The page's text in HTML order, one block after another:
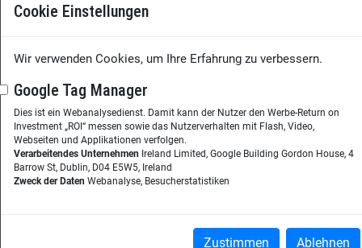
Cookie Einstellungen
Wir verwenden Cookies, um Ihre Erfahrung zu verbessern.
Google Tag Manager
Dies ist ein Webanalysedienst. Damit kann der Nutzer den Werbe-Return on
Investment „ROI“ messen sowie das Nutzerverhalten mit Flash, Video,
Webseiten und Applikationen verfolgen.
Verarbeitendes Unternehmen Ireland Limited, Google Building Gordon House, 4
Barrow St, Dublin, D04 E5W5, Ireland
Zweck der Daten Webanalyse, Besucherstatistiken
Zustimmen Ablehnen